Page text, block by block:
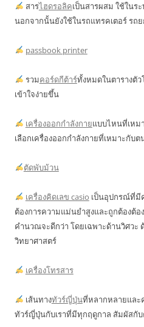
สารไฮดรอลิคเป็นสารผสม ใช้ในร
นอกจากนั้นยังใช้ในรถแทรคเตอร์ รถ
passbook printer
รวมคอร์ดกีต้าร์ทั้งหมดในตารางตั
เข้าใจง่ายขึ้น
เครื่องออกกำลังกายแบบไหนที่เหม
เลือกเครื่องออกกำลังกายที่เหมาะกับต
ตัดพับม้วน
เครื่องคิดเลข casio เป็นอุปกรณ์ที่มี
ต้องการความแม่นยำสูงและถูกต้องต้อ
คำนวณจะดีกว่า โดยเฉพาะด้านวิศวะ
วิทยาศาสตร์
เครื่องโทรสาร
เส้นทางทัวร์ญี่ปุ่นที่หลากหลายและ
ทัวร์ญี่ปุ่นกับเราที่มีทุกฤดูกาล สัมผัสกั